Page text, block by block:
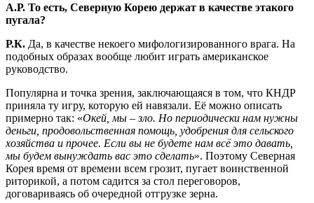
А.Р. То есть, Северную Корею держат в качестве этакого
пугала?
Р.К. Да, в качестве некоего мифологизированного врага. На
подобных образах вообще любит играть американское
руководство.
Популярна и точка зрения, заключающаяся в том, что КНДР
приняла ту игру, которую ей навязали. Её можно описать
примерно так: «Окей, мы – зло. Но периодически нам нужны
деньги, продовольственная помощь, удобрения для сельского
хозяйства и прочее. Если вы не будете нам всё это давать,
мы будем вынуждать вас это сделать». Поэтому Северная
Корея время от времени всем грозит, пугает воинственной
риторикой, а потом садится за стол переговоров,
договариваясь об очередной отгрузке зерна.